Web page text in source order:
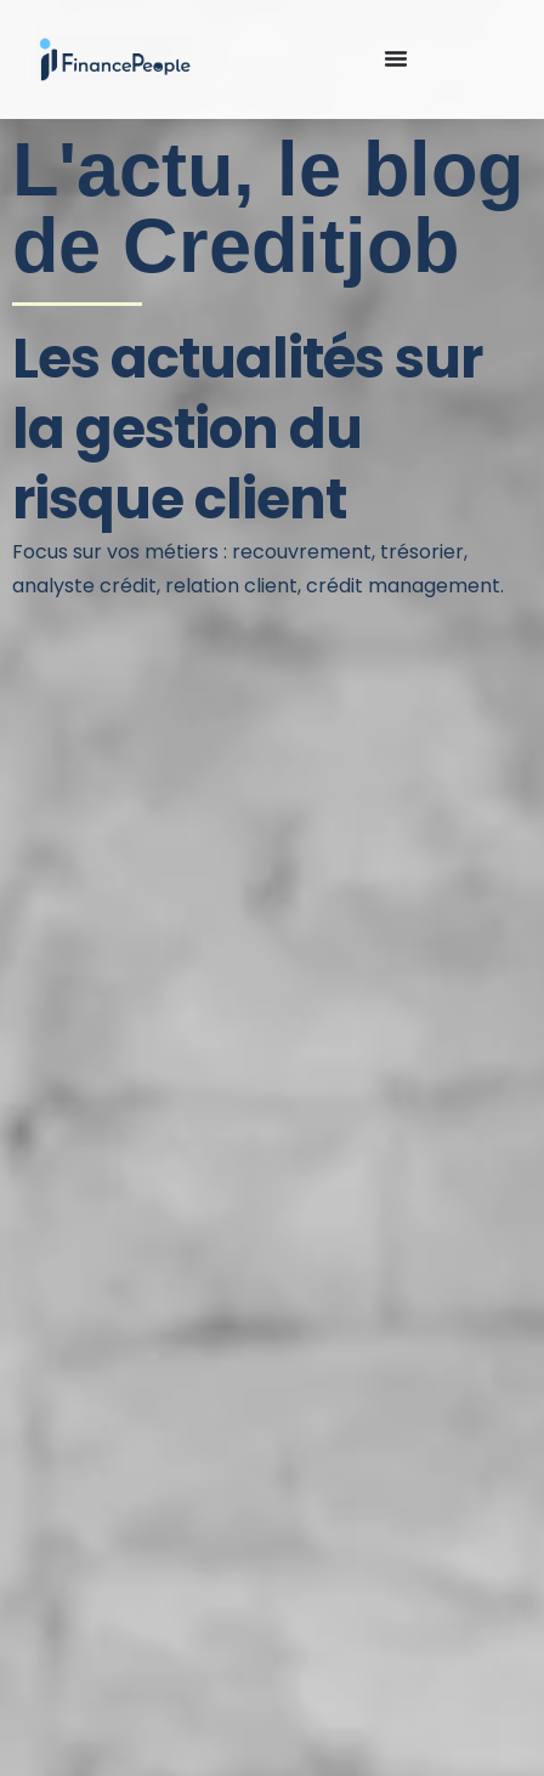
L'actu, le blog
de Creditjob
Les actualités sur
la gestion du
risque client
Focus sur vos métiers : recouvrement, trésorier,
analyste crédit, relation client, crédit management.